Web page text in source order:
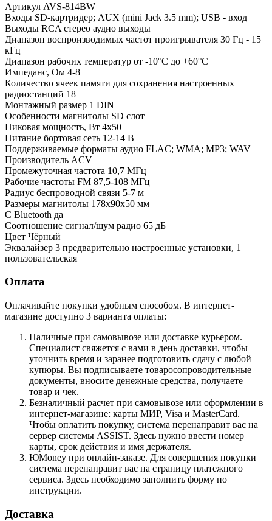
Артикул AVS-814BW
Входы SD-картридер; AUX (mini Jack 3.5 mm); USB - вход
Выходы RCA стерео аудио выходы
Диапазон воспроизводимых частот проигрывателя 30 Гц - 15
кГц
Диапазон рабочих температур от -10°С до +60°С
Импеданс, Ом 4-8
Количество ячеек памяти для сохранения настроенных
радиостанций 18
Монтажный размер 1 DIN
Особенности магнитолы SD слот
Пиковая мощность, Вт 4х50
Питание бортовая сеть 12-14 В
Поддерживаемые форматы аудио FLAC; WMA; MP3; WAV
Производитель ACV
Промежуточная частота 10,7 МГц
Рабочие частоты FM 87,5-108 МГц
Радиус беспроводной связи 5-7 м
Размеры магнитолы 178x90x50 мм
С Bluetooth да
Соотношение сигнал/шум радио 65 дБ
Цвет Чёрный
Эквалайзер 3 предварительно настроенные установки, 1
пользовательская
Оплата
Оплачивайте покупки удобным способом. В интернет-
магазине доступно 3 варианта оплаты:
Наличные при самовывозе или доставке курьером.
Специалист свяжется с вами в день доставки, чтобы
уточнить время и заранее подготовить сдачу с любой
купюры. Вы подписываете товаросопроводительные
документы, вносите денежные средства, получаете
товар и чек.
Безналичный расчет при самовывозе или оформлении в
интернет-магазине: карты МИР, Visa и MasterCard.
Чтобы оплатить покупку, система перенаправит вас на
сервер системы ASSIST. Здесь нужно ввести номер
карты, срок действия и имя держателя.
ЮMoney при онлайн-заказе. Для совершения покупки
система перенаправит вас на страницу платежного
сервиса. Здесь необходимо заполнить форму по
инструкции.
Доставка